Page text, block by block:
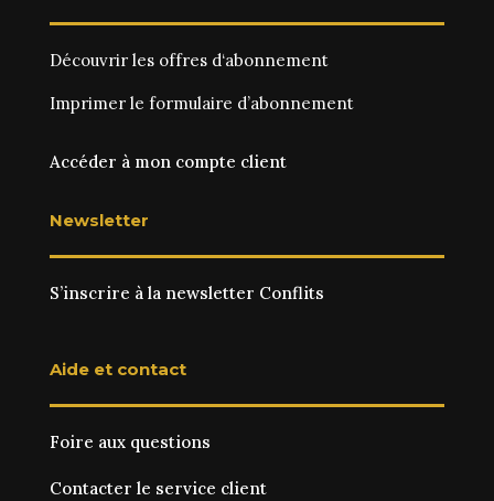
Découvrir les offres d‘abonnement
Imprimer le formulaire d’abonnement
Accéder à mon compte client
Newsletter
S’inscrire à la newsletter Conflits
Aide et contact
Foire aux questions
Contacter le service client